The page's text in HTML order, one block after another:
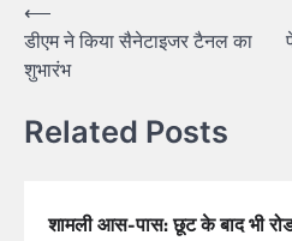
⟵
डीएम ने किया सैनेटाइजर टैनल का
शुभारंभ
Related Posts
शामली आस-पास: छूट के बाद भी